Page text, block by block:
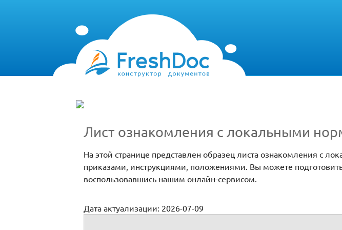
Лист ознакомления с локальными
На этой странице представлен образец листа ознакомления с
приказами, инструкциями, положениями. Вы можете
воспользовавшись нашим онлайн-сервисом.
Дата актуализации: 2026-07-09